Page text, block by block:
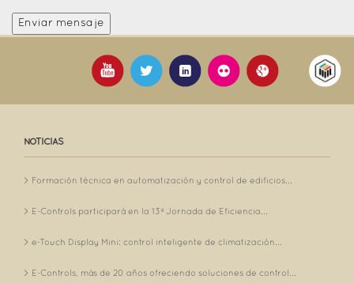
NOTICIAS
Formación técnica en automatización y control de edificios...
E-Controls participará en la 13ª Jornada de Eficiencia...
e-Touch Display Mini: control inteligente de climatización...
E-Controls, más de 20 años ofreciendo soluciones de control...